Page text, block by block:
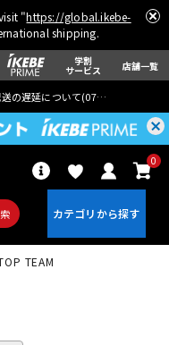
"https://global.ikebe-
shipping.
学割
サービス 店舗一覧
の遅延について(07月29日
0
TEAM